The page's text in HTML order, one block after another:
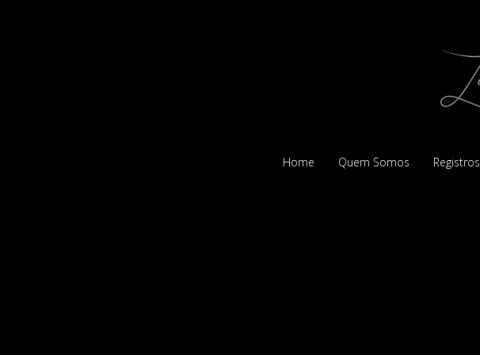
Home Quem Somos Registros